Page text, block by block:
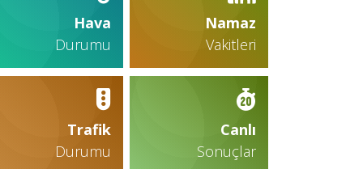
Hava
Durumu
Namaz
Vakitleri
Trafik
Durumu
Canlı
Sonuçlar